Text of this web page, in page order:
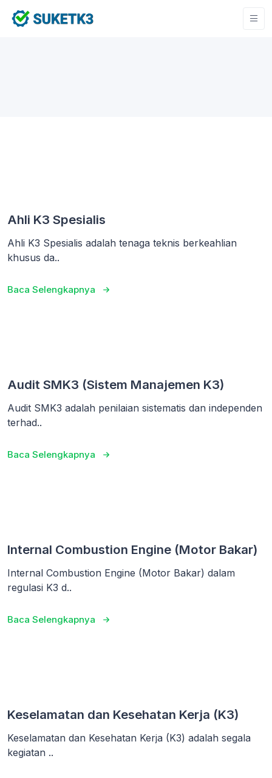
Ahli K3 Spesialis
Ahli K3 Spesialis adalah tenaga teknis berkeahlian
khusus da..
Baca Selengkapnya
Audit SMK3 (Sistem Manajemen K3)
Audit SMK3 adalah penilaian sistematis dan independen
terhad..
Baca Selengkapnya
Internal Combustion Engine (Motor Bakar)
Internal Combustion Engine (Motor Bakar) dalam
regulasi K3 d..
Baca Selengkapnya
Keselamatan dan Kesehatan Kerja (K3)
Keselamatan dan Kesehatan Kerja (K3) adalah segala
kegiatan ..